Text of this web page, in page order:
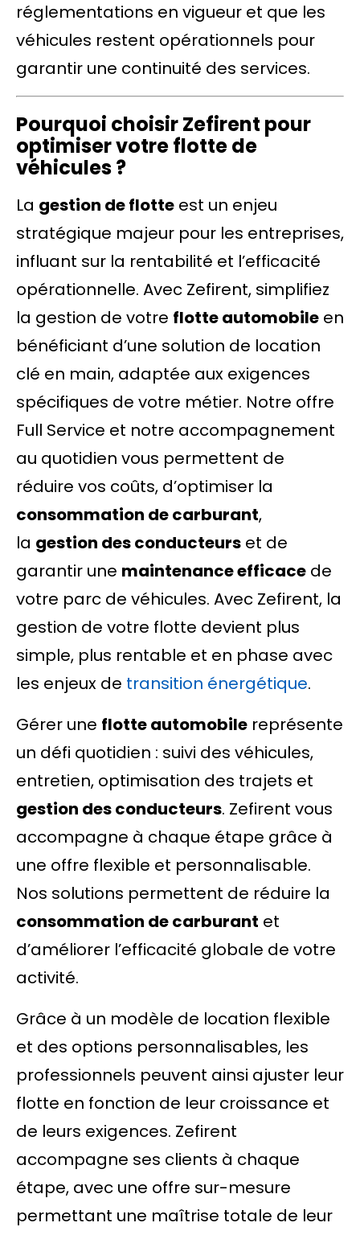
réglementations en vigueur et que les
véhicules restent opérationnels pour
garantir une continuité des services.
Pourquoi choisir Zefirent pour
optimiser votre flotte de
véhicules ?
La gestion de flotte est un enjeu
stratégique majeur pour les entreprises,
influant sur la rentabilité et l’efficacité
opérationnelle. Avec Zefirent, simplifiez
la gestion de votre flotte automobile en
bénéficiant d’une solution de location
clé en main, adaptée aux exigences
spécifiques de votre métier. Notre offre
Full Service et notre accompagnement
au quotidien vous permettent de
réduire vos coûts, d’optimiser la
consommation de carburant,
la gestion des conducteurs et de
garantir une maintenance efficace de
votre parc de véhicules. Avec Zefirent, la
gestion de votre flotte devient plus
simple, plus rentable et en phase avec
les enjeux de transition énergétique.
Gérer une flotte automobile représente
un défi quotidien : suivi des véhicules,
entretien, optimisation des trajets et
gestion des conducteurs. Zefirent vous
accompagne à chaque étape grâce à
une offre flexible et personnalisable.
Nos solutions permettent de réduire la
consommation de carburant et
d’améliorer l’efficacité globale de votre
activité.
Grâce à un modèle de location flexible
et des options personnalisables, les
professionnels peuvent ainsi ajuster leur
flotte en fonction de leur croissance et
de leurs exigences. Zefirent
accompagne ses clients à chaque
étape, avec une offre sur-mesure
permettant une maîtrise totale de leur